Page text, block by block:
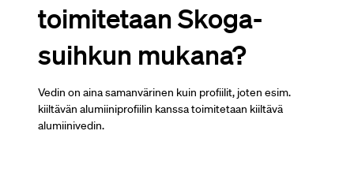
toimitetaan Skoga-
suihkun mukana?
Vedin on aina samanvärinen kuin profiilit, joten esim.
kiiltävän alumiiniprofiilin kanssa toimitetaan kiiltävä
alumiinivedin.